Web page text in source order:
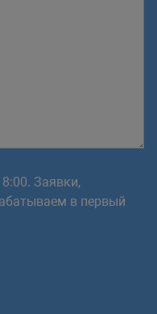
Заявки,
в первый